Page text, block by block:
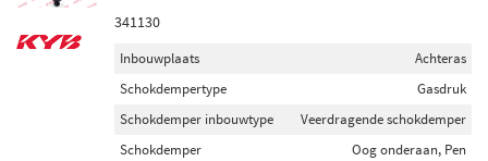
341130
Inbouwplaats
Achteras
Schokdempertype
Gasdruk
Schokdemper inbouwtype
Veerdragende schokdemper
Schokdemper
Oog onderaan, Pen